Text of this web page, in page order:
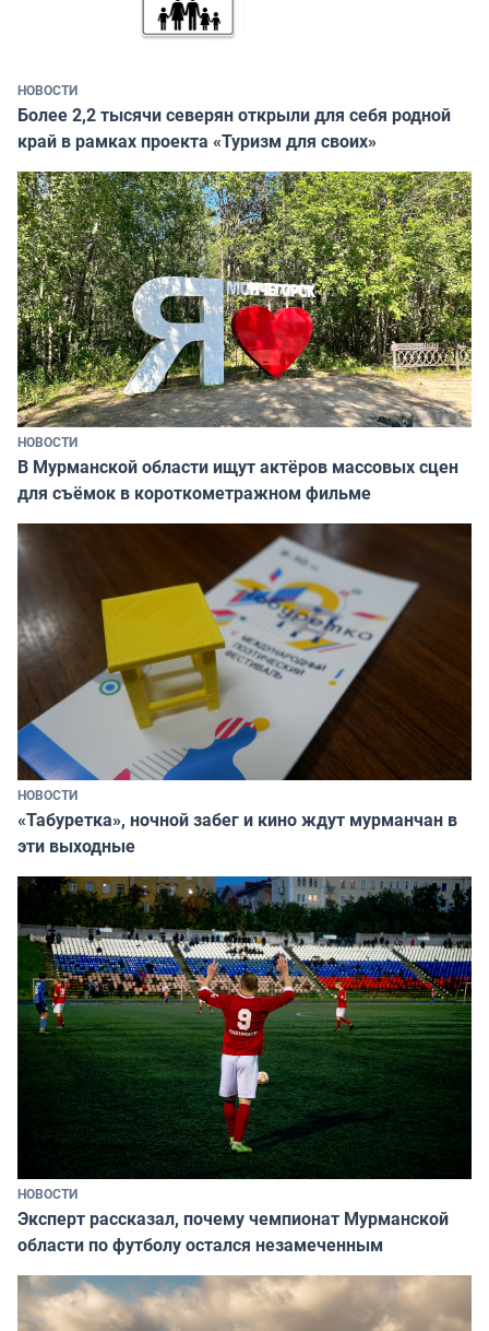
НОВОСТИ
Более 2,2 тысячи северян открыли для себя родной
край в рамках проекта «Туризм для своих»
НОВОСТИ
В Мурманской области ищут актёров массовых сцен
для съёмок в короткометражном фильме
НОВОСТИ
«Табуретка», ночной забег и кино ждут мурманчан в
эти выходные
НОВОСТИ
Эксперт рассказал, почему чемпионат Мурманской
области по футболу остался незамеченным